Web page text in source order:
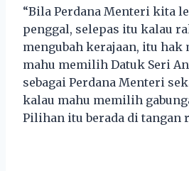
“Bila Perdana Menteri kita
penggal, selepas itu kalau
mengubah kerajaan, itu hak
mahu memilih Datuk Seri
sebagai Perdana Menteri
kalau mahu memilih
Pilihan itu berada di tangan